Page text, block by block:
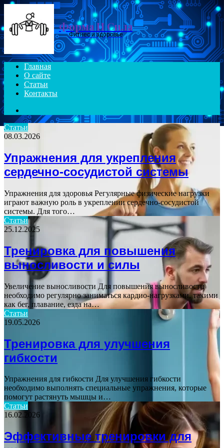
Menu
Форма И Сила
Фитнес и здоровье
Главная
О сайте
Статьи
Контакты
for
Статьи
08.03.2026
Упражнения для укрепления
сердечно-сосудистой системы
Упражнения для здоровья Регулярные физические нагрузки
играют важную роль в укреплении сердечно-сосудистой
системы. Для того…
Статьи
25.12.2025
Тренировка для повышения
выносливости и силы
Увеличение выносливости Для повышения выносливости
необходимо регулярно заниматься кардио-нагрузками, такими
как бег, плавание, езда на…
Статьи
19.05.2026
Тренировка для улучшения
гибкости
Упражнения для гибкости Для улучшения гибкости
необходимо выполнять специальные упражнения, которые
помогут растянуть мышцы и…
Статьи
16.02.2026
Эффективные тренировки для